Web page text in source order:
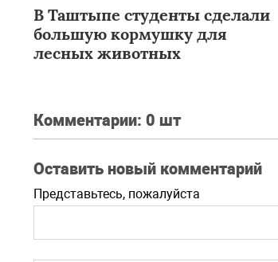
В Таштыпе студенты сделали
большую кормушку для
лесных животных
Комментарии: 0 шт
Оставить новый комментарий
Представьтесь, пожалуйста